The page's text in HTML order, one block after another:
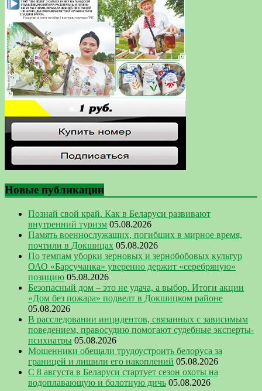
Новые публикации
Познай свой край. Как в Беларуси развивают
внутренний туризм 05.08.2026
Память военнослужащих, погибших в мирное время,
почтили в Докшицах 05.08.2026
По темпам уборки зерновых и зернобобовых культур
ОАО «Барсучанка» уверенно держит «серебряную»
позицию 05.08.2026
Безопасный дом – это не удача, а выбор. Итоги акции
«Дом без пожара» подвелт в Докшицком районе
05.08.2026
В расследовании инцидентов, связанных с зависимым
поведением, правосудию помогают судебные эксперты-
психиатры 05.08.2026
Мошенники обещали трудоустроить белоруса за
границей и лишили его накоплений 05.08.2026
С 8 августа в Беларуси стартует сезон охоты на
водоплавающую и болотную дичь 05.08.2026